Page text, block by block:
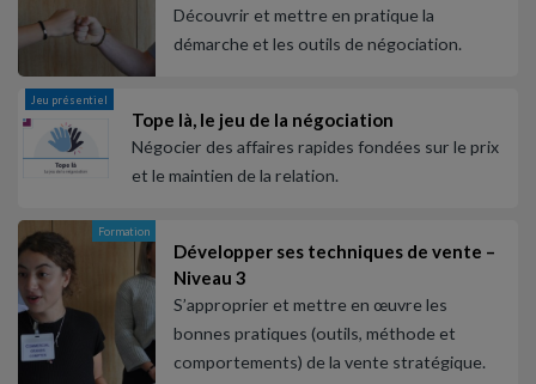
Découvrir et mettre en pratique la
démarche et les outils de négociation.
Jeu présentiel
Tope là, le jeu de la négociation
Négocier des affaires rapides fondées sur le prix
et le maintien de la relation.
Formation
Développer ses techniques de vente –
Niveau 3
S’approprier et mettre en œuvre les
bonnes pratiques (outils, méthode et
comportements) de la vente stratégique.